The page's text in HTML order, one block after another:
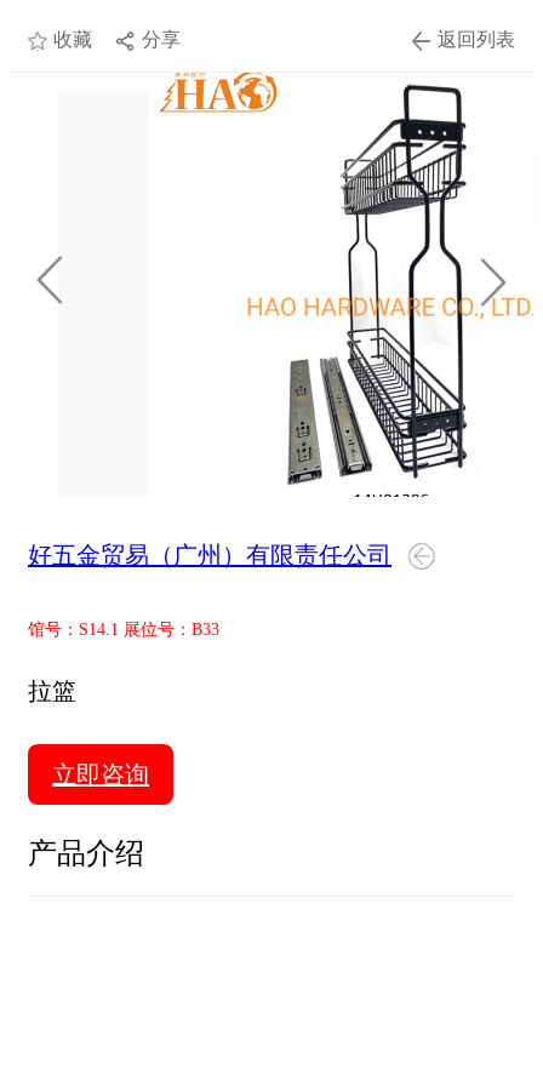
收藏 分享 返回列表
好五金贸易（广州）有限责任公司
馆号：S14.1 展位号：B33
拉篮
立即咨询
产品介绍